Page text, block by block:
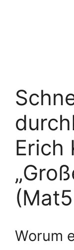
Erich
Worum